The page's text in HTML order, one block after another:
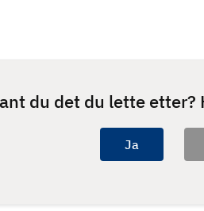
du det du lette etter?